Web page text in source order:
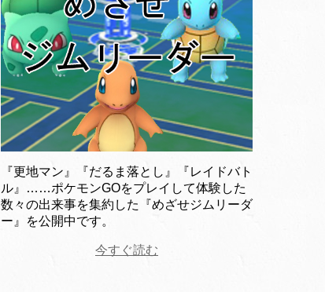
『更地マン』『だるま落とし』『レイドバト
ル』……ポケモンGOをプレイして体験した
数々の出来事を集約した『めざせジムリーダ
ー』を公開中です。
今すぐ読む